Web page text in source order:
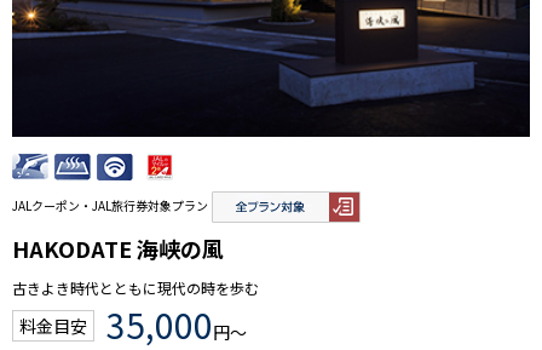
JALクーポン・JAL旅行券対象プラン
HAKODATE 海峡の風
古きよき時代とともに現代の時を歩む
料金目安 35,000円～